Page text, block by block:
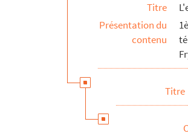
Titre
Présentation du
contenu
Titre